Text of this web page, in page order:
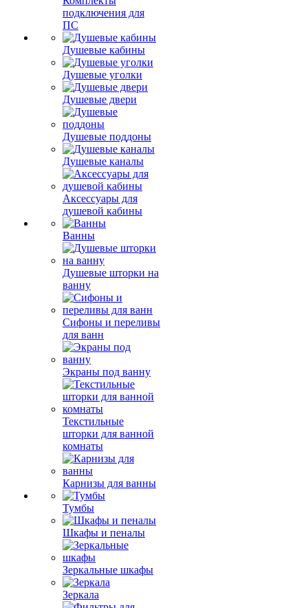
подключения для
ПС
Душевые кабины
Душевые уголки
Душевые двери
Душевые поддоны
Душевые каналы
Аксессуары для
душевой кабины
Ванны
Душевые шторки на
ванну
Сифоны и переливы
для ванн
Экраны под ванну
Текстильные
шторки для ванной
комнаты
Карнизы для ванны
Тумбы
Шкафы и пеналы
Зеркальные шкафы
Зеркала